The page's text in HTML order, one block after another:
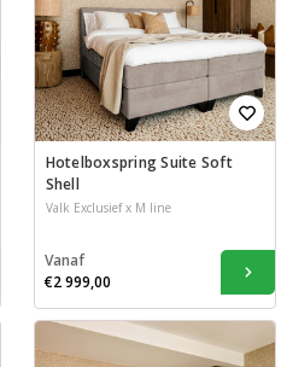
Hotelboxspring Suite Soft
Shell
Valk Exclusief x M line
Vanaf
€2 999,00